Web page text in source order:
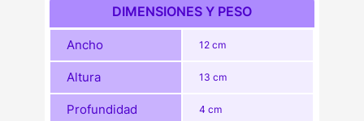
DIMENSIONES Y PESO
Ancho 12 cm
Altura 13 cm
Profundidad 4 cm